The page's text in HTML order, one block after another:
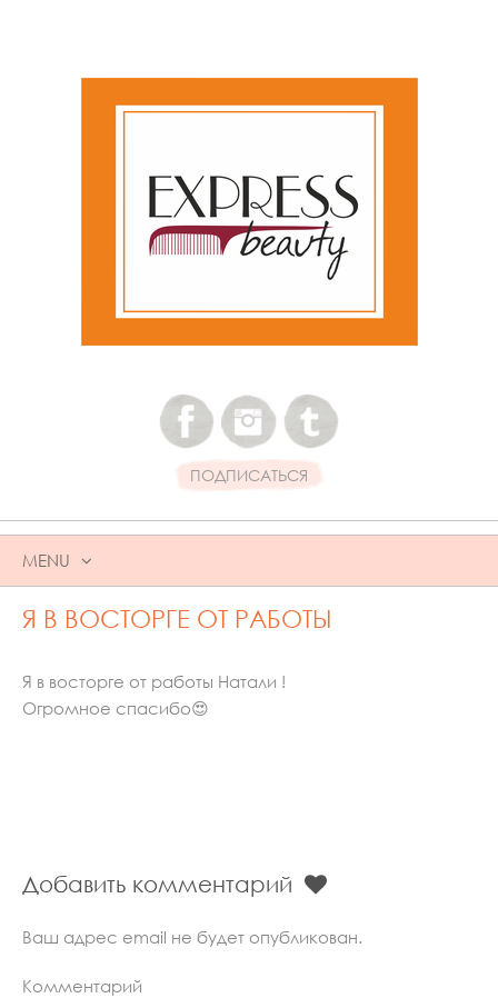
ПОДПИСАТЬСЯ
MENU
SKIP
TO
Я В ВОСТОРГЕ ОТ РАБОТЫ
Я в восторге от работы Натали !
Огромное спасибо😍
Добавить комментарий
Ваш адрес email не будет опубликован.
Комментарий